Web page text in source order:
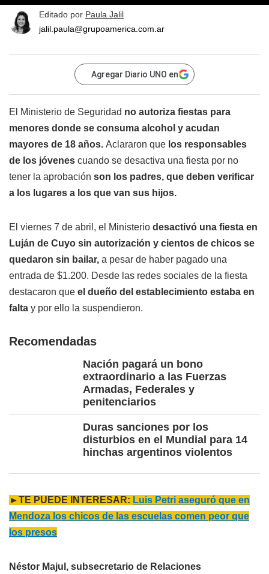
Editado por Paula Jalil
jalil.paula@grupoamerica.com.ar
Agregar Diario UNO en
El Ministerio de Seguridad no autoriza fiestas para
menores donde se consuma alcohol y acudan
mayores de 18 años. Aclararon que los responsables
de los jóvenes cuando se desactiva una fiesta por no
tener la aprobación son los padres, que deben verificar
a los lugares a los que van sus hijos.
El viernes 7 de abril, el Ministerio desactivó una fiesta en
Luján de Cuyo sin autorización y cientos de chicos se
quedaron sin bailar, a pesar de haber pagado una
entrada de $1.200. Desde las redes sociales de la fiesta
destacaron que el dueño del establecimiento estaba en
falta y por ello la suspendieron.
Recomendadas
Nación pagará un bono
extraordinario a las Fuerzas
Armadas, Federales y
penitenciarios
Duras sanciones por los
disturbios en el Mundial para 14
hinchas argentinos violentos
►TE PUEDE INTERESAR: Luis Petri aseguró que en
Mendoza los chicos de las escuelas comen peor que
los presos
Néstor Majul, subsecretario de Relaciones